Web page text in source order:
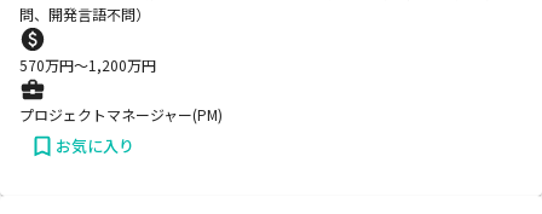
問、開発言語不問）
570万円〜1,200万円
プロジェクトマネージャー(PM)
お気に入り